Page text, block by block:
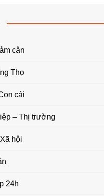
cân
Thọ
cái
– Thị trường
hội
24h